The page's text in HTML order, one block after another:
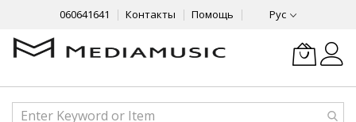
060641641 Контакты Помощь Рус